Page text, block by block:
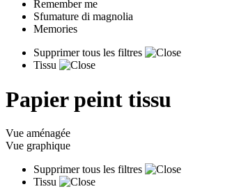
Remember me
Sfumature di magnolia
Memories
Supprimer tous les filtres
Tissu
Papier peint tissu
Vue aménagée
Vue graphique
Supprimer tous les filtres
Tissu